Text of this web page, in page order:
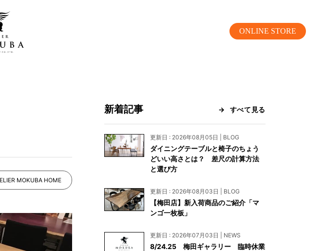
ONLINE STORE
納品事例
納品事例（住宅・インテリア）
納品事例（店舗・オフィス）
お客様の声
コーディネート集
よくあるご質問
お問い合わせ
資料請求
工務店様・設計会社様向けお問い合わせ
MOKUBA HOME
新着記事 すべて見る
更新日 : 2026年08月05日 | BLOG
ダイニングテーブルと椅子のちょう
どいい高さとは？ 差尺の計算方法
と選び方
更新日 : 2026年08月03日 | BLOG
【梅田店】新入荷商品のご紹介「マ
ンゴ一枚板」
更新日 : 2026年07月03日 | NEWS
8/24.25 梅田ギャラリー 臨時休業